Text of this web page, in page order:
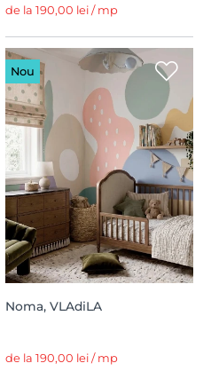
de la 190,00 lei / mp
Nou
Noma, VLAdiLA
de la 190,00 lei / mp